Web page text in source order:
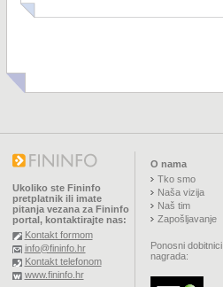
Ukoliko ste Fininfo
pretplatnik ili imate
pitanja vezana za Fininfo
portal, kontaktirajte nas:
Kontakt formom
info@fininfo.hr
Kontakt telefonom
www.fininfo.hr
O nama
Tko smo
Naša vizija
Naš tim
Zapošljavanje
Ponosni dobitnici
nagrada: